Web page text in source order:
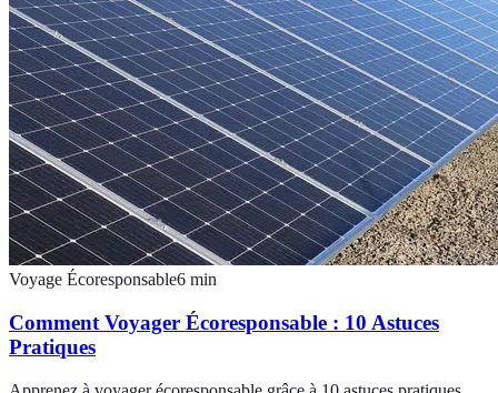
Voyage Écoresponsable6 min
Comment Voyager Écoresponsable : 10 Astuces
Pratiques